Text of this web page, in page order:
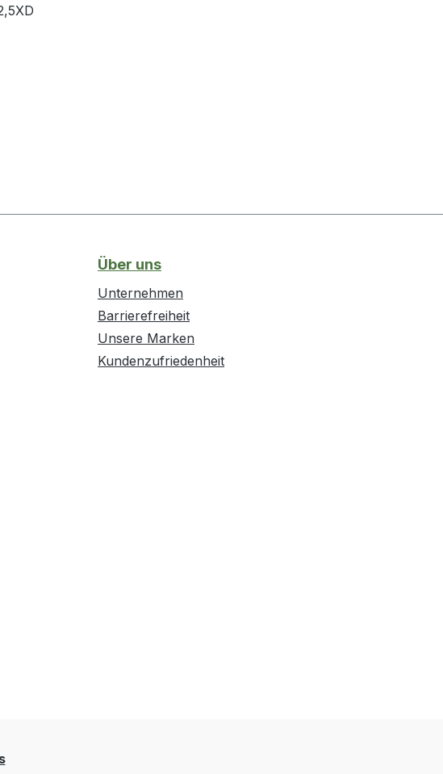
Über uns
Unternehmen
Barrierefreiheit
Unsere Marken
Kundenzufriedenheit